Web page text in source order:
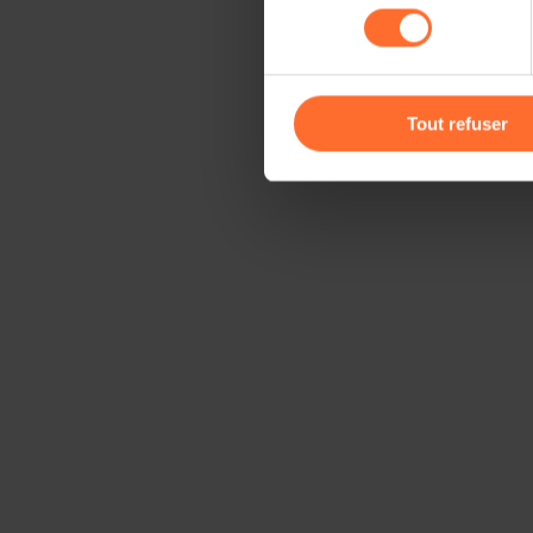
cas de refus de tous les
gauche de chaque page.
consentement
Tout refuser